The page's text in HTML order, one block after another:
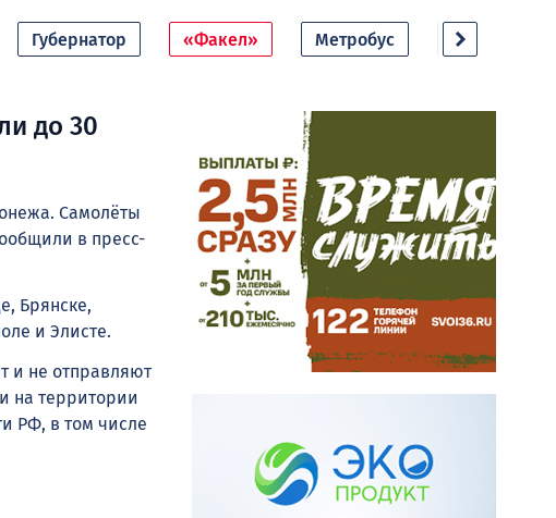
Губернатор «Факел» Метробус Дачный
до 30
Самолёты
в пресс-
Брянске,
и Элисте.
и не отправляют
на территории
РФ, в том числе